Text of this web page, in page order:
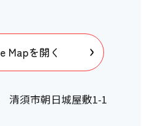
Mapを開く
清須市朝日城屋敷1-1